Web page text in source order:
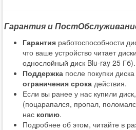
Гарантия и
Гарантия работоспособности
что ваше устройство читает
однослойный диск Blu-ray 25 Гб).
Поддержка после покупки
ограничения срока действия.
Если вы ранее у нас купили
(поцарапался, пропал,
нас копию.
Подробнее об этом, читайте в